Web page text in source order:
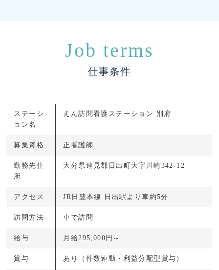
仕事条件
ステーシ
ョン名
えん訪問看護ステーション 別府
募集資格 正看護師
勤務先住
所
大分県速見郡日出町大字川崎342-12
アクセス JR日豊本線 日出駅より車約5分
訪問方法 車で訪問
給与 月給295,000円～
賞与 あり（件数連動・利益分配型賞与）